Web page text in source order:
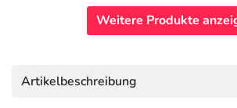
Weitere Produkte
Artikelbeschreibung